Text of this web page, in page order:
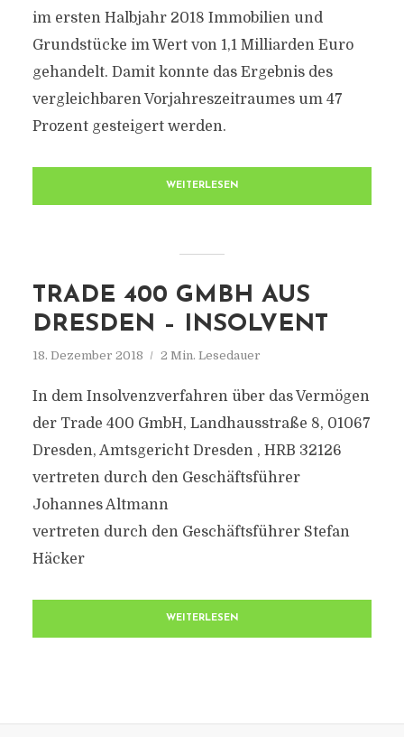
im ersten Halbjahr 2018 Immobilien und
Grundstücke im Wert von 1,1 Milliarden Euro
gehandelt. Damit konnte das Ergebnis des
vergleichbaren Vorjahreszeitraumes um 47
Prozent gesteigert werden.
WEITERLESEN
TRADE 400 GMBH AUS
DRESDEN – INSOLVENT
18. Dezember 2018 2 Min. Lesedauer
In dem Insolvenzverfahren über das Vermögen
der Trade 400 GmbH, Landhausstraße 8, 01067
Dresden, Amtsgericht Dresden , HRB 32126
vertreten durch den Geschäftsführer
Johannes Altmann
vertreten durch den Geschäftsführer Stefan
Häcker
WEITERLESEN